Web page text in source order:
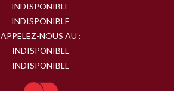
INDISPONIBLE
INDISPONIBLE
APPELEZ-NOUS AU :
INDISPONIBLE
INDISPONIBLE